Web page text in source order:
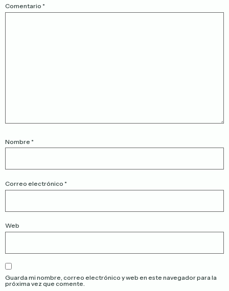
Comentario *
Nombre *
Correo electrónico *
Web
Guarda mi nombre, correo electrónico y web en este navegador para la
próxima vez que comente.